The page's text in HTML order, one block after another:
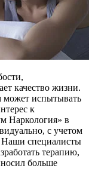
качество жизни.
может испытывать
к
Наркология» в
с учетом
Наши специалисты
терапию,
больше